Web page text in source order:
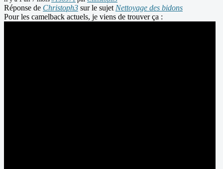
Réponse de Christoph3 sur le sujet Nettoyage des bidons
Pour les camelback actuels, je viens de trouver ça :